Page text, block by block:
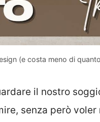
(e costa meno di
il nostro
senza però